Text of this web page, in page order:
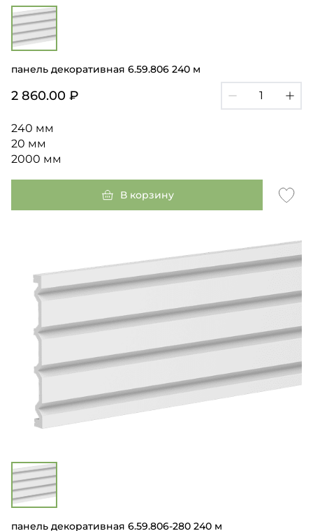
панель декоративная 6.59.806 240 м
2 860.00 ₽
240 мм
20 мм
2000 мм
В корзину
панель декоративная 6.59.806-280 240 м